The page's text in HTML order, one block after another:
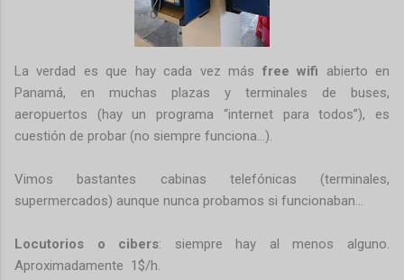
La verdad es que hay cada vez más free wifi abierto en
Panamá, en muchas plazas y terminales de buses,
aeropuertos (hay un programa “internet para todos”), es
cuestión de probar (no siempre funciona…).
Vimos bastantes cabinas telefónicas (terminales,
supermercados) aunque nunca probamos si funcionaban...
Locutorios o cibers: siempre hay al menos alguno.
Aproximadamente 1$/h.